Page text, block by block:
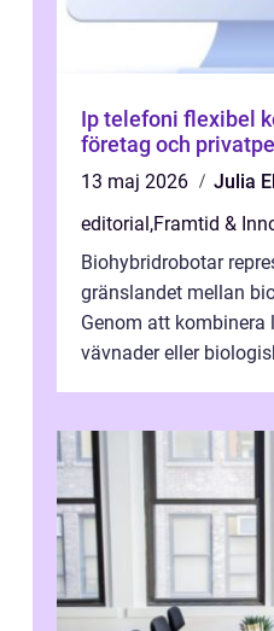
Ip telefoni flexibel kommunikation för
företag och
13 maj 2026
Julia
editorial,Framtid &
Biohybridrobotar
gränslandet mellan
Genom att kombinera
vävnader eller